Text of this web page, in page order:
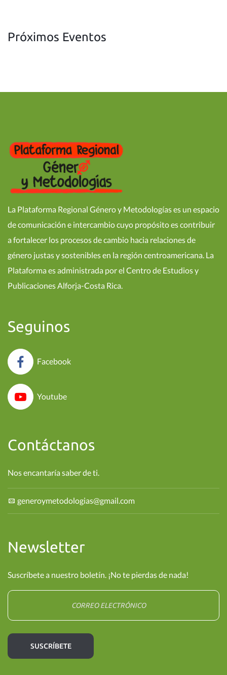
Próximos Eventos
La Plataforma Regional Género y Metodologías es un espacio
de comunicación e intercambio cuyo propósito es contribuir
a fortalecer los procesos de cambio hacia relaciones de
género justas y sostenibles en la región centroamericana. La
Plataforma es administrada por el Centro de Estudios y
Publicaciones Alforja-Costa Rica.
Seguinos
Facebook
Youtube
Contáctanos
Nos encantaría saber de ti.
generoymetodologias@gmail.com
Newsletter
Suscríbete a nuestro boletín. ¡No te pierdas de nada!